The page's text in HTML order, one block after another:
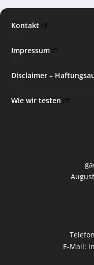
Kontakt
Impressum
Disclaimer –
Wie wir testen
E-Mail: